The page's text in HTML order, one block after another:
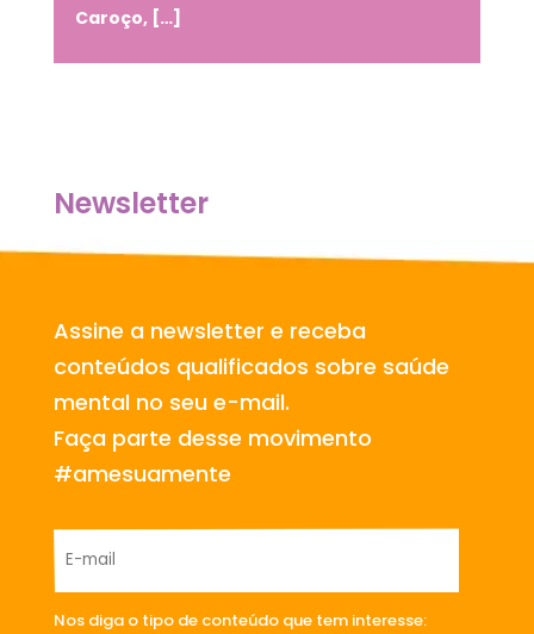
Caroço, […]
Newsletter
Assine a newsletter e receba
conteúdos qualificados sobre saúde
mental no seu e-mail.
Faça parte desse movimento
#amesuamente
Nos diga o tipo de conteúdo que tem interesse: